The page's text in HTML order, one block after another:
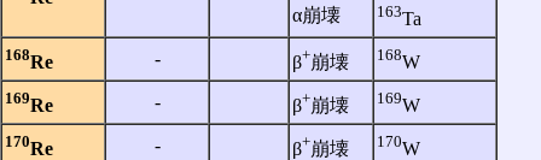
α崩壊
163Ta
168Re ‐ β+崩壊 168W
169Re ‐ β+崩壊 169W
170Re ‐ β+崩壊 170W